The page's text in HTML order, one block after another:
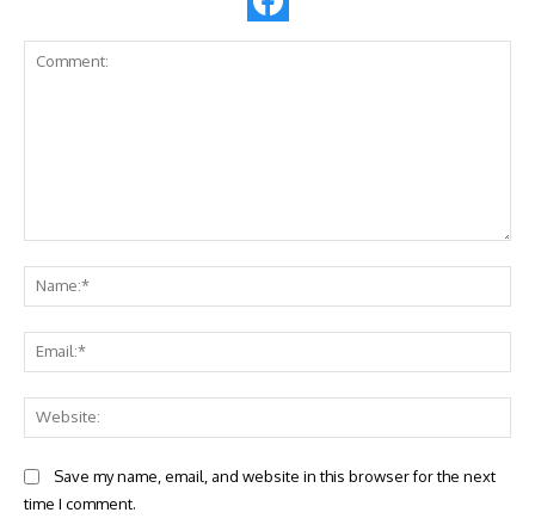
Save my name, email, and website in this browser for the next
time I comment.